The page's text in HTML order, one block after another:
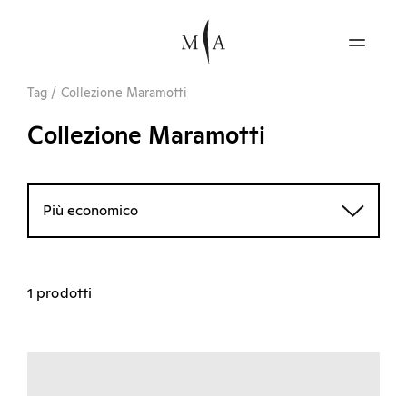
Tag / Collezione Maramotti
Collezione Maramotti
Più economico
1 prodotti